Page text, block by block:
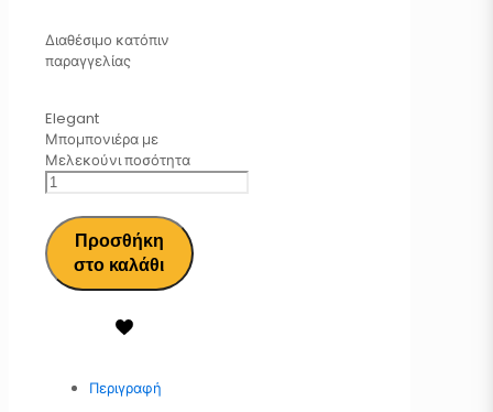
Διαθέσιμο κατόπιν
παραγγελίας
Elegant
Μπομπονιέρα με
Μελεκούνι ποσότητα
Προσθήκη
στο καλάθι
Περιγραφή